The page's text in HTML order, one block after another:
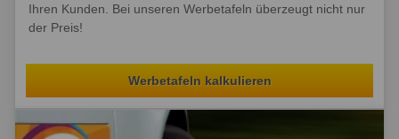
Ihren Kunden. Bei unseren Werbetafeln überzeugt nicht nur
der Preis!
Werbetafeln kalkulieren